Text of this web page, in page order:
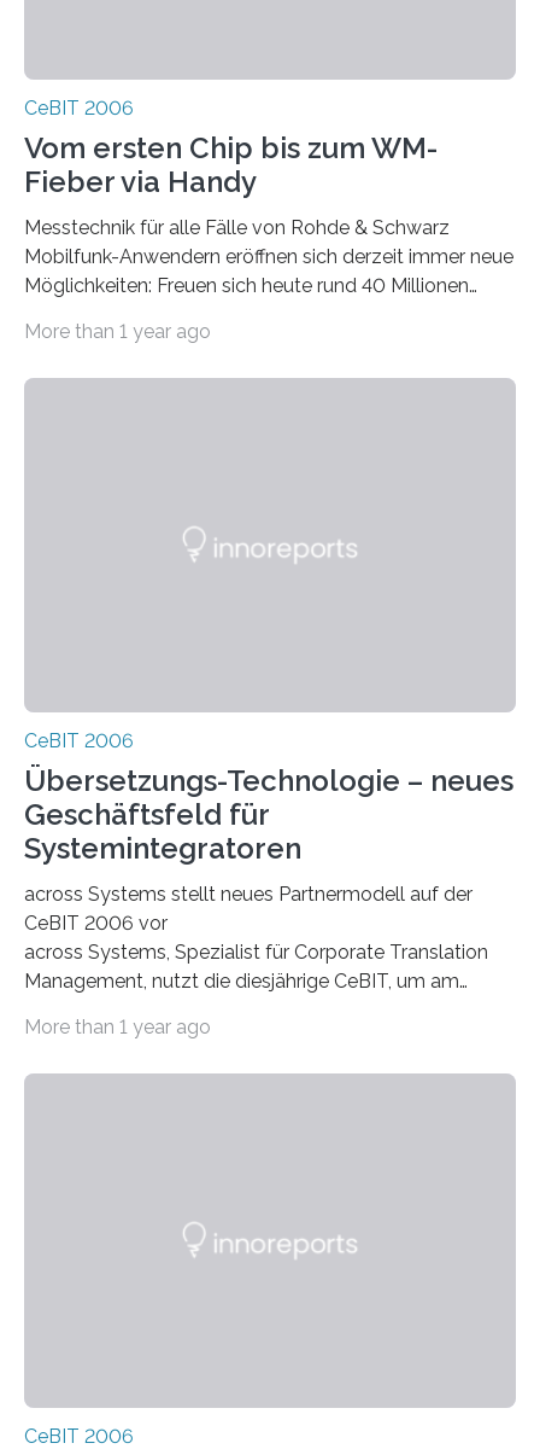
CeBIT 2006
Vom ersten Chip bis zum WM-
Fieber via Handy
Messtechnik für alle Fälle von Rohde & Schwarz
Mobilfunk-Anwendern eröffnen sich derzeit immer neue
Möglichkeiten: Freuen sich heute rund 40 Millionen
winken in den nächsten beiden Jahren mit
More than 1 year ago
CeBIT 2006
Übersetzungs-Technologie – neues
Geschäftsfeld für
Systemintegratoren
across Systems stellt neues Partnermodell auf der
CeBIT 2006 vor
across Systems, Spezialist für Corporate Translation
Management, nutzt die diesjährige CeBIT, um am
vorzustellen. Das Modell zielt insbesondere auf
More than 1 year ago
CeBIT 2006